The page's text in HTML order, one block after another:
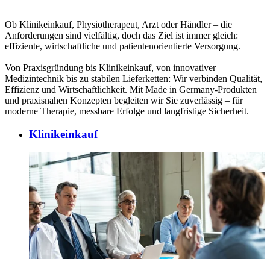
Ob Klinikeinkauf, Physiotherapeut, Arzt oder Händler – die
Anforderungen sind vielfältig, doch das Ziel ist immer gleich:
effiziente, wirtschaftliche und patientenorientierte Versorgung.
Von Praxisgründung bis Klinikeinkauf, von innovativer
Medizintechnik bis zu stabilen Lieferketten: Wir verbinden Qualität,
Effizienz und Wirtschaftlichkeit. Mit Made in Germany-Produkten
und praxisnahen Konzepten begleiten wir Sie zuverlässig – für
moderne Therapie, messbare Erfolge und langfristige Sicherheit.
Klinikeinkauf